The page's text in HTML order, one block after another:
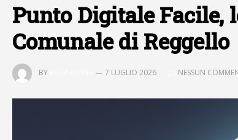
Punto Digitale Facile,
Comunale di Reggello
BY 7 LUGLIO 2026 NESSUN